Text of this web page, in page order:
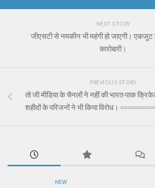
NEXT STORY
जीएसटी से नमकीन भी महंगी हो जाएगी।
कारोबारी।
PREVIOUS STORY
तो जी मीडिया के चैनलों ने नहीं की भारत-पाक
शहीदों के परिजनों ने भी किया विरोध।
NEW